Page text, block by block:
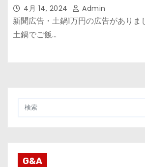
4月 14, 2024 Admin
新聞広告・土鍋1万円の広告がありま
土鍋でご飯…
G&A